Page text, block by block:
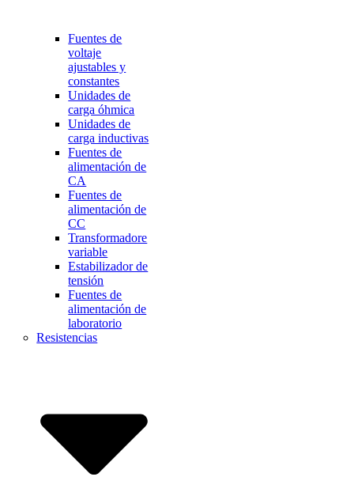
Fuentes de
voltaje
ajustables y
constantes
Unidades de
carga óhmica
Unidades de
carga inductivas
Fuentes de
alimentación de
CA
Fuentes de
alimentación de
CC
Transformadore
variable
Estabilizador de
tensión
Fuentes de
alimentación de
laboratorio
Resistencias